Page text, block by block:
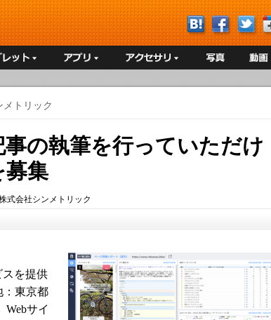
メトリック
の執筆を行っていただけ
募集
式会社シンメトリック
スを提供
：東京都
サイ